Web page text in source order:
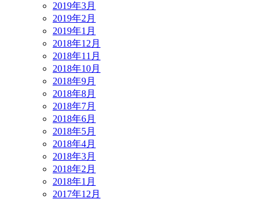
2019年3月
2019年2月
2019年1月
2018年12月
2018年11月
2018年10月
2018年9月
2018年8月
2018年7月
2018年6月
2018年5月
2018年4月
2018年3月
2018年2月
2018年1月
2017年12月